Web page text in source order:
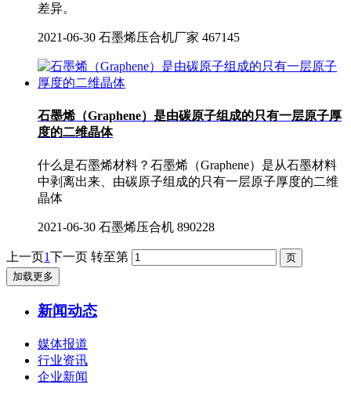
差异。
2021-06-30 石墨烯压合机厂家 467145
​石墨烯（Graphene）是由碳原子组成的只有一层原子厚
度的二维晶体
什么是石墨烯材料？石墨烯（Graphene）是从石墨材料
中剥离出来、由碳原子组成的只有一层原子厚度的二维
晶体
2021-06-30 石墨烯压合机 890228
上一页1下一页 转至第
加载更多
新闻动态
媒体报道
行业资讯
企业新闻